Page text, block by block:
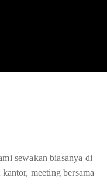
sewakan biasanya di
meeting bersama